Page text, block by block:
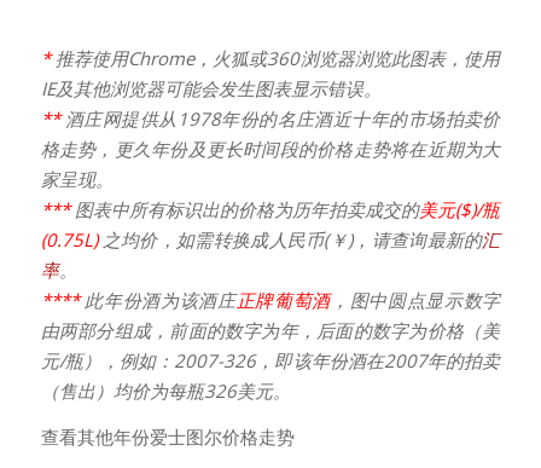
*推荐使用Chrome，火狐或360浏览器浏览此图表，使用
IE及其他浏览器可能会发生图表显示错误。
** 酒庄网提供从1978年份的名庄酒近十年的市场拍卖价
格走势，更久年份及更长时间段的价格走势将在近期为大
家呈现。
***图表中所有标识出的价格为历年拍卖成交的美元($)/瓶
(0.75L)之均价，如需转换成人民币(￥)，请查询最新的汇
率。
****此年份酒为该酒庄正牌葡萄酒，图中圆点显示数字
由两部分组成，前面的数字为年，后面的数字为价格（美
元/瓶），例如：2007-326，即该年份酒在2007年的拍卖
（售出）均价为每瓶326美元。
查看其他年份爱士图尔价格走势